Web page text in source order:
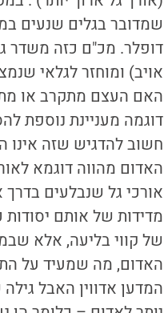
דופלר. מכ"ם כזה משדר
אויב) ומוחזר לגלאי
האם העצם מתקרב או
דוגמה מעניינת נוספת
חשוב להדגיש שזה אינו
אורכי גל שנבלעים בדרך
מדידות של אותם
של קווי בליעה, אלא
האדום, מה שמעיד על
המדען אדווין האבל